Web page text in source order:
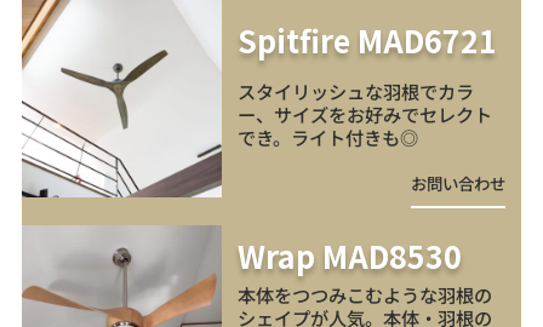
Spitfire MAD6721
スタイリッシュな羽根でカラ
ー、サイズをお好みでセレクト
でき。ライト付きも◎
お問い合わせ
Wrap MAD8530
本体をつつみこむような羽根の
シェイプが人気。本体・羽根の